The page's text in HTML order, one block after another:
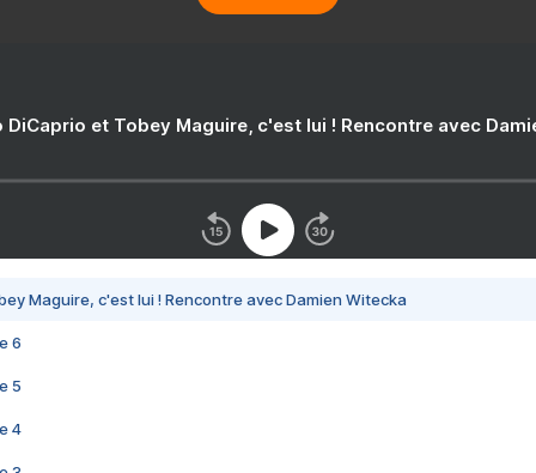
DiCaprio et Tobey Maguire, c'est lui ! Rencontre avec
Maguire, c'est lui ! Rencontre avec Damien Witecka
6
5
4